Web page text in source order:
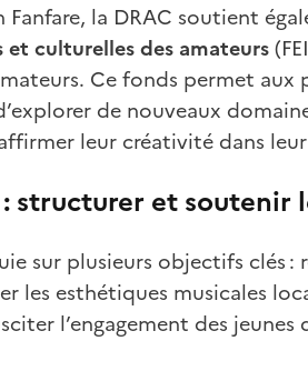
Fanfare, la DRAC soutient
culturelles des amateurs
Ce fonds permet
de nouveaux
leur créativité dans
: structurer et soutenir
sur plusieurs objectifs clés
les esthétiques musicales
l’engagement des jeunes